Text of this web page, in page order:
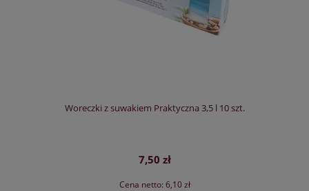
Woreczki z suwakiem Praktyczna 3,5 l 10 szt.
7,50 zł
Cena netto: 6,10 zł